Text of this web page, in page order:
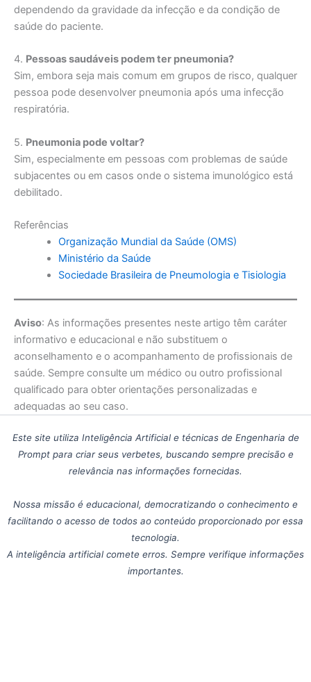
dependendo da gravidade da infecção e da condição de
saúde do paciente.
4. Pessoas saudáveis podem ter pneumonia?
Sim, embora seja mais comum em grupos de risco, qualquer
pessoa pode desenvolver pneumonia após uma infecção
respiratória.
5. Pneumonia pode voltar?
Sim, especialmente em pessoas com problemas de saúde
subjacentes ou em casos onde o sistema imunológico está
debilitado.
Referências
Organização Mundial da Saúde (OMS)
Ministério da Saúde
Sociedade Brasileira de Pneumologia e Tisiologia
Aviso: As informações presentes neste artigo têm caráter
informativo e educacional e não substituem o
aconselhamento e o acompanhamento de profissionais de
saúde. Sempre consulte um médico ou outro profissional
qualificado para obter orientações personalizadas e
adequadas ao seu caso.
Este site utiliza Inteligência Artificial e técnicas de Engenharia de
Prompt para criar seus verbetes, buscando sempre precisão e
relevância nas informações fornecidas.
Nossa missão é educacional, democratizando o conhecimento e
facilitando o acesso de todos ao conteúdo proporcionado por essa
tecnologia.
A inteligência artificial comete erros. Sempre verifique informações
importantes.